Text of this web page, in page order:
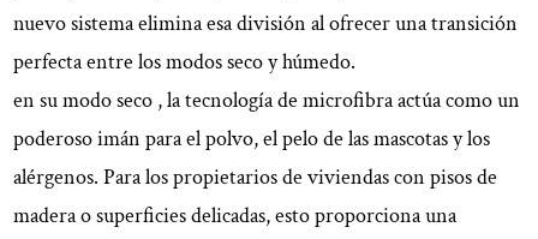
para
durar:
la
durabilidad
nuevo sistema elimina esa división al ofrecer una transición
perfecta entre los modos seco y húmedo.
en sumodo seco , la tecnología de microfibra actúa como un
poderoso imán para el polvo, el pelo de las mascotas y los
alérgenos. Para los propietarios de viviendas con pisos de
madera o superficies delicadas, esto proporciona una